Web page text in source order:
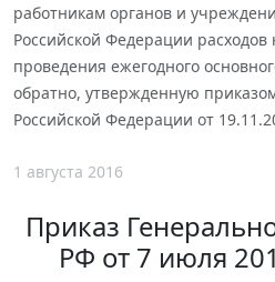
работникам органов и
Российской Федерации расходов
проведения ежегодного
обратно, утвержденную
Российской Федерации от
1 августа 2016
Приказ
РФ от 7 июля